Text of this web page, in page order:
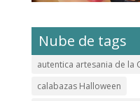
Nube de tags
autentica artesania de la
calabazas Halloween